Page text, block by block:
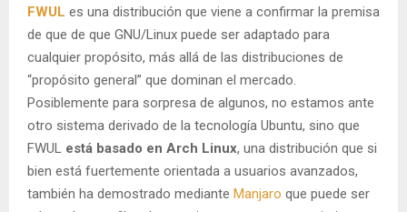
FWUL es una distribución que viene a confirmar la premisa
de que de que GNU/Linux puede ser adaptado para
cualquier propósito, más allá de las distribuciones de
“propósito general” que dominan el mercado.
Posiblemente para sorpresa de algunos, no estamos ante
otro sistema derivado de la tecnología Ubuntu, sino que
FWUL está basado en Arch Linux, una distribución que si
bien está fuertemente orientada a usuarios avanzados,
también ha demostrado mediante Manjaro que puede ser